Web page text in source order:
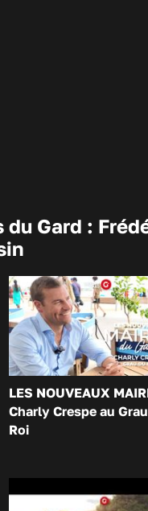
du Gard :
LES NOUVEAUX
Charly Crespe au
Roi